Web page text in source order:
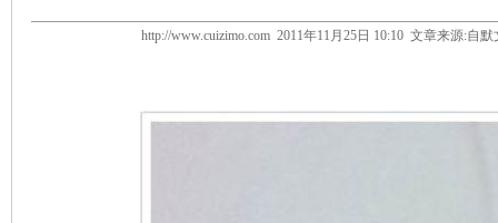
http://www.cuizimo.com 2011年11月25日 10:10 文章来源:自